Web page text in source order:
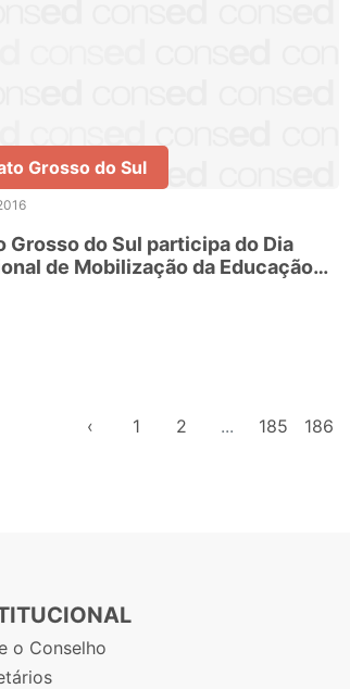
Grosso do Sul
Grosso do Sul participa do Dia
de Mobilização da Educação
‹ 1 2 ... 185 186
o Conselho